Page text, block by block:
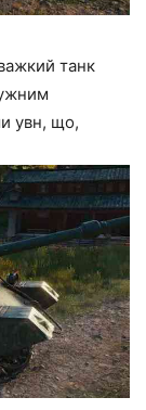
танк
увн, що,